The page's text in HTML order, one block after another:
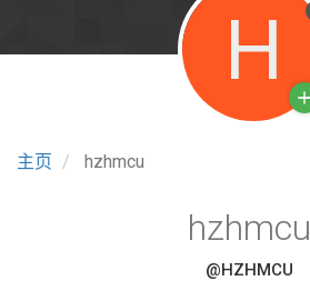
主页 hzhmcu
H
hzhmcu
@HZHMCU